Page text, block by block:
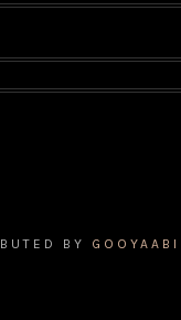
BY GOOYAABI